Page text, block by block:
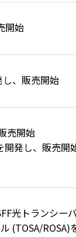
開始
、販売開始
売開始
開発し、販売開
光トランシー
(TOSA/ROSA)